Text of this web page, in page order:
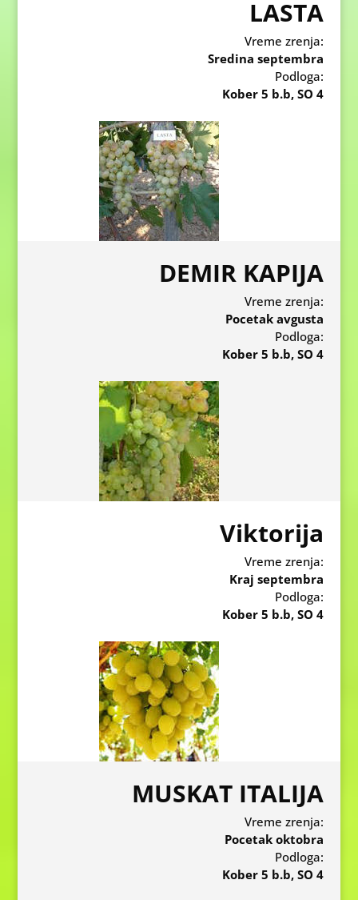
LASTA
Vreme zrenja:
Sredina septembra
Podloga:
Kober 5 b.b, SO 4
DEMIR KAPIJA
Vreme zrenja:
Pocetak avgusta
Podloga:
Kober 5 b.b, SO 4
Viktorija
Vreme zrenja:
Kraj septembra
Podloga:
Kober 5 b.b, SO 4
MUSKAT ITALIJA
Vreme zrenja:
Pocetak oktobra
Podloga:
Kober 5 b.b, SO 4